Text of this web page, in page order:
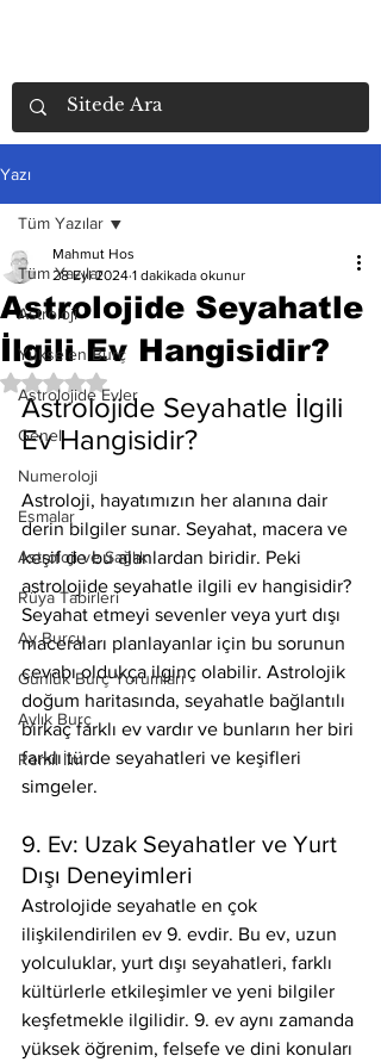
Yazı
Tüm Yazılar
Astroloji
Yükselen Burç
Astrolojide Evler
Genel
Numeroloji
Esmalar
Astroloji ve Sağlık
Rüya Tabirleri
Ay Burcu
Günlük Burç Yorumları
Aylık Burç
Remil İlmi
Tüm Yazılar
Astrolojide Seyahatle
İlgili Ev Hangisidir?
Mahmut Hos
28 Eyl 2024 1 dakikada okunur
5 üzerinden NaN yıldız
Astrolojide Seyahatle İlgili
Ev Hangisidir?
Astroloji, hayatımızın her alanına dair
derin bilgiler sunar. Seyahat, macera ve
keşif de bu alanlardan biridir. Peki
astrolojide seyahatle ilgili ev hangisidir?
Seyahat etmeyi sevenler veya yurt dışı
maceraları planlayanlar için bu sorunun
cevabı oldukça ilginç olabilir. Astrolojik
doğum haritasında, seyahatle bağlantılı
birkaç farklı ev vardır ve bunların her biri
farklı türde seyahatleri ve keşifleri
simgeler.
9. Ev: Uzak Seyahatler ve Yurt
Dışı Deneyimleri
Astrolojide seyahatle en çok
ilişkilendirilen ev 9. evdir. Bu ev, uzun
yolculuklar, yurt dışı seyahatleri, farklı
kültürlerle etkileşimler ve yeni bilgiler
keşfetmekle ilgilidir. 9. ev aynı zamanda
yüksek öğrenim, felsefe ve dini konuları